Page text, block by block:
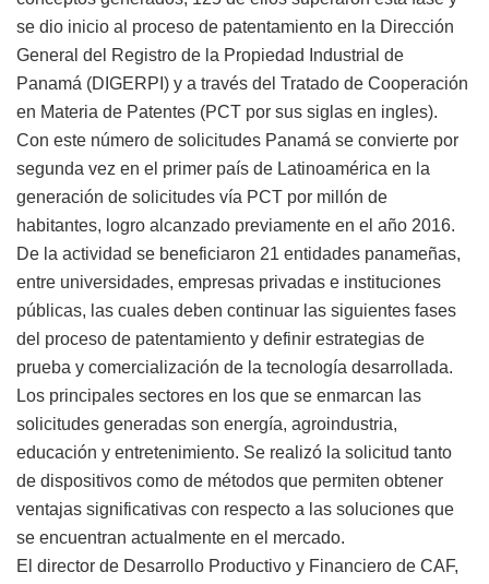
se dio inicio al proceso de patentamiento en la Dirección
General del Registro de la Propiedad Industrial de
Panamá (DIGERPI) y a través del Tratado de Cooperación
en Materia de Patentes (PCT por sus siglas en ingles).
Con este número de solicitudes Panamá se convierte por
segunda vez en el primer país de Latinoamérica en la
generación de solicitudes vía PCT por millón de
habitantes, logro alcanzado previamente en el año 2016.
De la actividad se beneficiaron 21 entidades panameñas,
entre universidades, empresas privadas e instituciones
públicas, las cuales deben continuar las siguientes fases
del proceso de patentamiento y definir estrategias de
prueba y comercialización de la tecnología desarrollada.
Los principales sectores en los que se enmarcan las
solicitudes generadas son energía, agroindustria,
educación y entretenimiento. Se realizó la solicitud tanto
de dispositivos como de métodos que permiten obtener
ventajas significativas con respecto a las soluciones que
se encuentran actualmente en el mercado.
El director de Desarrollo Productivo y Financiero de CAF,